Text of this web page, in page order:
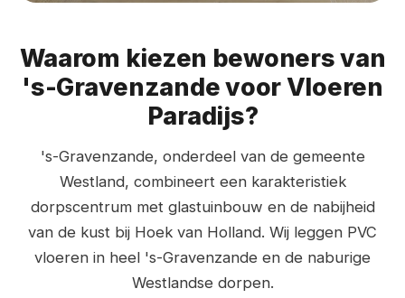
Waarom kiezen bewoners van
's-Gravenzande voor Vloeren
Paradijs?
's-Gravenzande, onderdeel van de gemeente
Westland, combineert een karakteristiek
dorpscentrum met glastuinbouw en de nabijheid
van de kust bij Hoek van Holland. Wij leggen PVC
vloeren in heel 's-Gravenzande en de naburige
Westlandse dorpen.